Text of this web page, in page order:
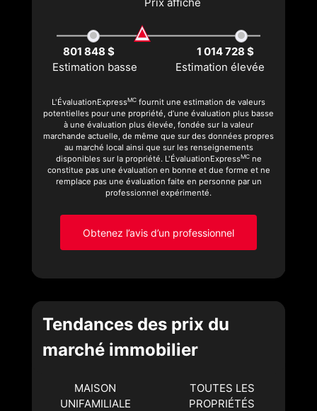
Prix affiché
801 848 $
1 014 728 $
Estimation basse
Estimation élevée
L'ÉvaluationExpressMC fournit une estimation de valeurs
potentielles pour une propriété, d’une évaluation plus basse
à une évaluation plus élevée, fondée sur la valeur
marchande actuelle, de même que sur des données propres
au marché local ainsi que sur les renseignements
disponibles sur la propriété. L'ÉvaluationExpressMCne
constitue pas une évaluation en bonne et due forme et ne
remplace pas une évaluation faite en personne par un
professionnel expérimenté.
Obtenez l’avis d’un professionnel
Tendances des prix du
marché immobilier
MAISON
UNIFAMILIALE
TOUTES LES
PROPRIÉTÉS